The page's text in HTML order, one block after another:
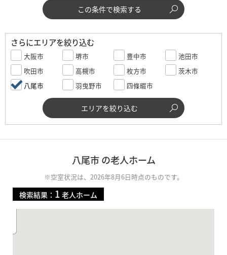
この条件で検索する
さらにエリアを絞り込む
大阪市 堺市 豊中市
池田市
吹田市
高槻市 枚方市
茨木市
八尾市
羽曳野市 四條畷市
エリアを絞り込む
八尾市 の老人ホーム
※空室状況は、2026年8月6日時点のものです。
検索結果： 1 老人ホーム